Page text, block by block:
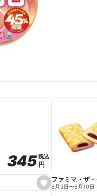
s
e
345
345税込
税込
円
円
ファミマ・ザ
8月3日〜8月10日